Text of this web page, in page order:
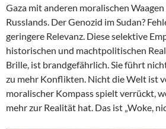
Gaza mit anderen moralischen
Russlands. Der Genozid im Sudan?
geringere Relevanz. Diese selektive
historischen und machtpolitischen
Brille, ist brandgefährlich. Sie führt
zu mehr Konflikten. Nicht die Welt ist
moralischer Kompass spielt verrückt,
mehr zur Realität hat. Das ist „Woke,